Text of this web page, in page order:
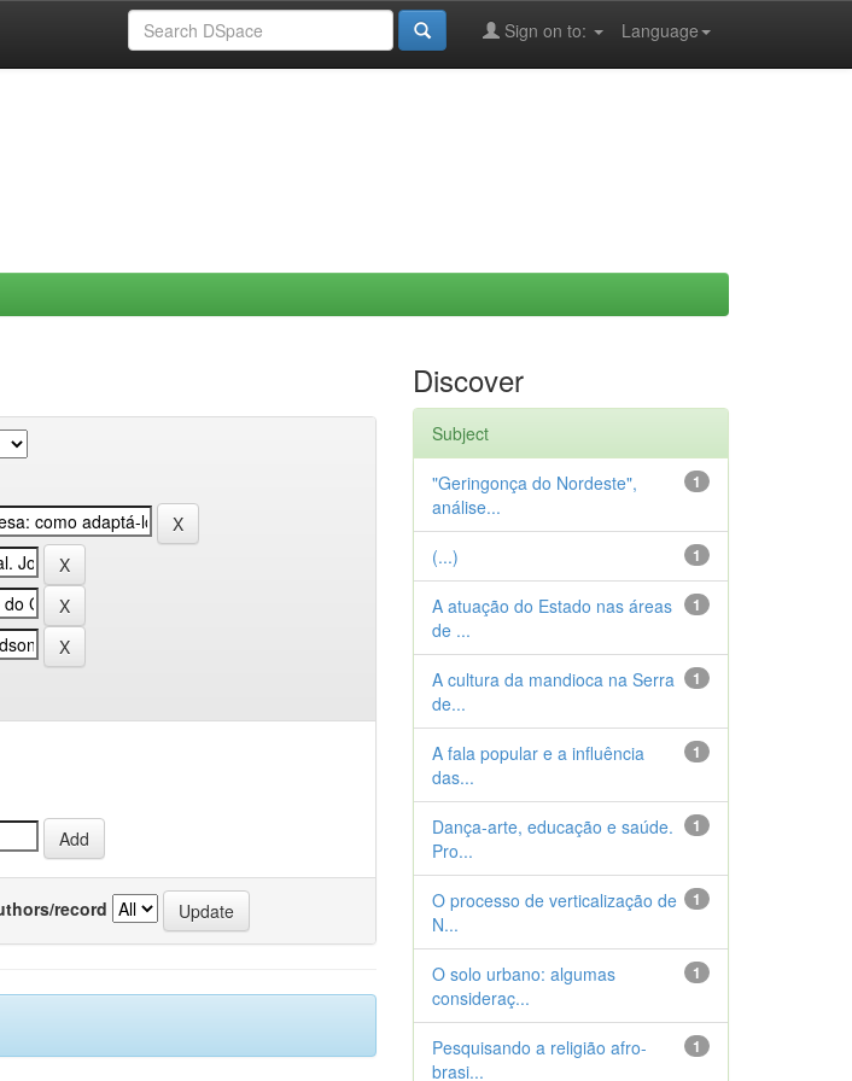
Language
Sign on to:
record
Discover
Subject
1
"Geringonça do Nordeste",
análise...
1
(...)
1
A atuação do Estado nas áreas
de ...
1
A cultura da mandioca na Serra
de...
1
A fala popular e a influência
das...
1
Dança-arte, educação e saúde.
Pro...
1
O processo de verticalização de
N...
1
O solo urbano: algumas
consideraç...
1
Pesquisando a religião afro-
brasi...